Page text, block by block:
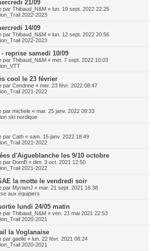
21/09
par Thibaud_N&M « lun. 19 sept. 2022 22:25
2022-2023
14/09
par Thibaud_N&M « lun. 12 sept. 2022 20:56
2022-2023
reprise samedi 10/09
par Thibaud_N&M « mer. 7 sept. 2022 10:03
cool le 23 février
par Cendrine « mer. 23 févr. 2022 08:47
2021-2022
par michele « mar. 25 janv. 2022 09:33
ski nordique
par Cath « sam. 15 janv. 2022 18:49
2021-2022
d'Aigueblanche les 9/10 octobre
par DomB « dim. 3 oct. 2021 12:50
2021-2022
la motte le vendredi soir
par MyriamJ « mar. 21 sept. 2021 16:38
aux équipiers
lundi 24/05 matin
par Thibaud_N&M « ven. 21 mai 2021 22:53
2020-2021
la Voglanaise
par gaelle « lun. 22 févr. 2021 08:24
2020-2021